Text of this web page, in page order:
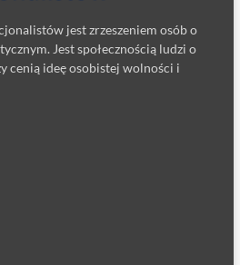
jest zrzeszeniem osób o
Jest społecznością ludzi o
cenią ideę osobistej wolności i